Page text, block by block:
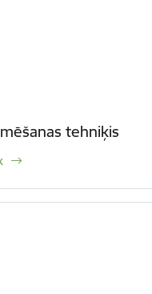
tehniķis